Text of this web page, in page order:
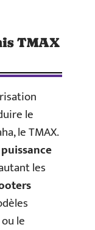
TMAX
le
le TMAX.
puissance
les
ou le